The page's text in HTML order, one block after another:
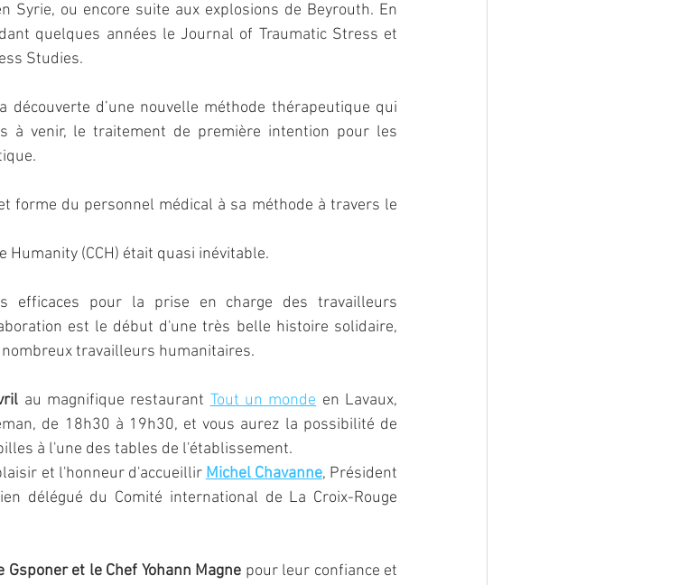
Syrie, ou encore suite aux explosions de Beyrouth. En
quelques années le Journal of Traumatic Stress et
Studies.
découverte d’une nouvelle méthode thérapeutique qui
à venir, le traitement de première intention pour les
forme du personnel médical à sa méthode à travers le
Humanity (CCH) était quasi inévitable.
efficaces pour la prise en charge des travailleurs
est le début d'une très belle histoire solidaire,
travailleurs humanitaires.
au magnifique restaurant Tout un monde en Lavaux,
de 18h30 à 19h30, et vous aurez la possibilité de
à l'une des tables de l'établissement.
et l'honneur d'accueillir Michel Chavanne, Président
délégué du Comité international de La Croix-Rouge
Gsponer et le Chef Yohann Magne pour leur confiance et